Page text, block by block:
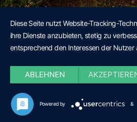
Diese Seite nutzt Website-Tracking-
ihre Dienste anzubieten, stetig zu
entsprechend den Interessen der Nutzer
ABLEHNEN
Powered by &